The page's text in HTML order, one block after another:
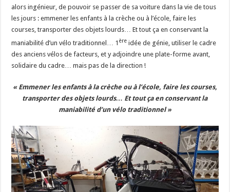
alors ingénieur, de pouvoir se passer de sa voiture dans la vie de tous
les jours : emmener les enfants à la crèche ou à l’école, faire les
courses, transporter des objets lourds… Et tout ça en conservant la
maniabilité d’un vélo traditionnel… 1 ère idée de génie, utiliser le cadre
des anciens vélos de facteurs, et y adjoindre une plate-forme avant,
solidaire du cadre… mais pas de la direction !
« Emmener les enfants à la crèche ou à l’école, faire les courses,
transporter des objets lourds… Et tout ça en conservant la
maniabilité d’un vélo traditionnel »